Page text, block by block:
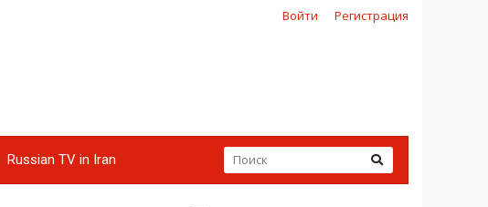
Войти Регистрация
Russian TV in Iran